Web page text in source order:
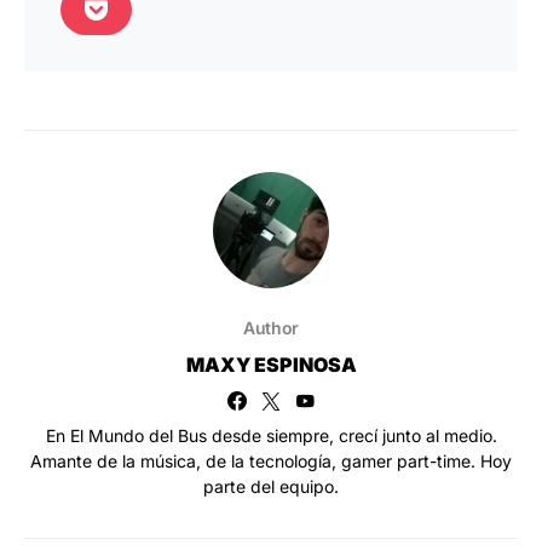
Author
MAXY ESPINOSA
En El Mundo del Bus desde siempre, crecí junto al medio.
Amante de la música, de la tecnología, gamer part-time. Hoy
parte del equipo.